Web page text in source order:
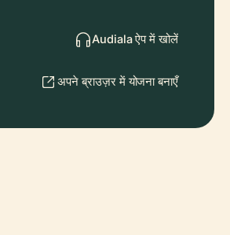
Audiala ऐप में खोलें
अपने ब्राउज़र में योजना बनाएँ